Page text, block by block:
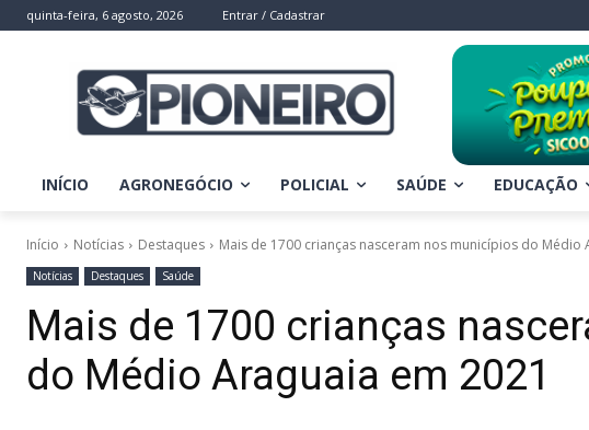
quinta-feira, 6 agosto, 2026 Entrar / Cadastrar
INÍCIO AGRONEGÓCIO POLICIAL SAÚDE EDUCAÇÃO
Início Notícias Destaques Mais de 1700 crianças nasceram nos municípios do Médio
Notícias Destaques Saúde
Mais de 1700 crianças
do Médio Araguaia em 2021